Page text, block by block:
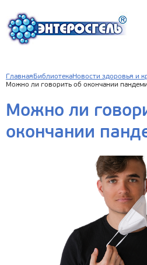
Главная БиблиотекаНовости здоровья и
Можно ли говорить об окончании
Можно ли
окончании